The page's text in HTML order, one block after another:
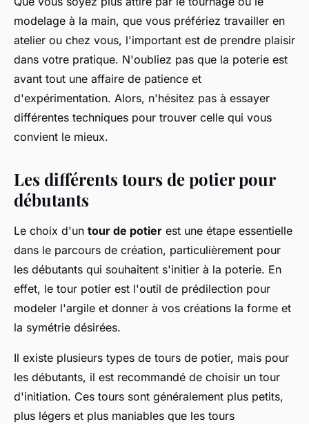
modelage à la main, que vous préfériez travailler en
atelier ou chez vous, l'important est de prendre plaisir
dans votre pratique. N'oubliez pas que la poterie est
avant tout une affaire de patience et
d'expérimentation. Alors, n'hésitez pas à essayer
différentes techniques pour trouver celle qui vous
convient le mieux.
Les différents tours de potier pour
débutants
Le choix d'un tour de potier est une étape essentielle
dans le parcours de création, particulièrement pour
les débutants qui souhaitent s'initier à la poterie. En
effet, le tour potier est l'outil de prédilection pour
modeler l'argile et donner à vos créations la forme et
la symétrie désirées.
Il existe plusieurs types de tours de potier, mais pour
les débutants, il est recommandé de choisir un tour
d'initiation. Ces tours sont généralement plus petits,
plus légers et plus maniables que les tours